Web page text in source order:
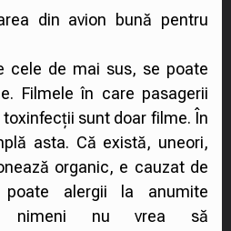
din avion bună pentru
cele de mai sus, se poate
Filmele în care pasagerii
sunt doar filme. În
asta. Că există, uneori,
organic, e cauzat de
poate alergii la anumite
nimeni nu vrea să